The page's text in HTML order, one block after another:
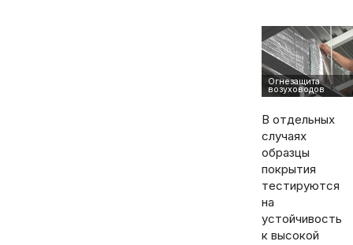
В отдельных
случаях
образцы
покрытия
тестируются
на
устойчивость
к высокой